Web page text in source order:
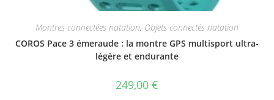
Montres connectées natation, Objets connectés natation
COROS Pace 3 émeraude : la montre GPS multisport ultra-
légère et endurante
249,00 €